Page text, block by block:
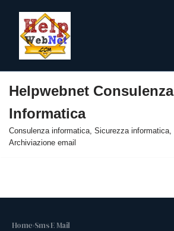
al
contenuto
Helpwebnet Consulenza
Informatica
Consulenza informatica, Sicurezza informatica,
Archiviazione email
Home›Sms E Mail